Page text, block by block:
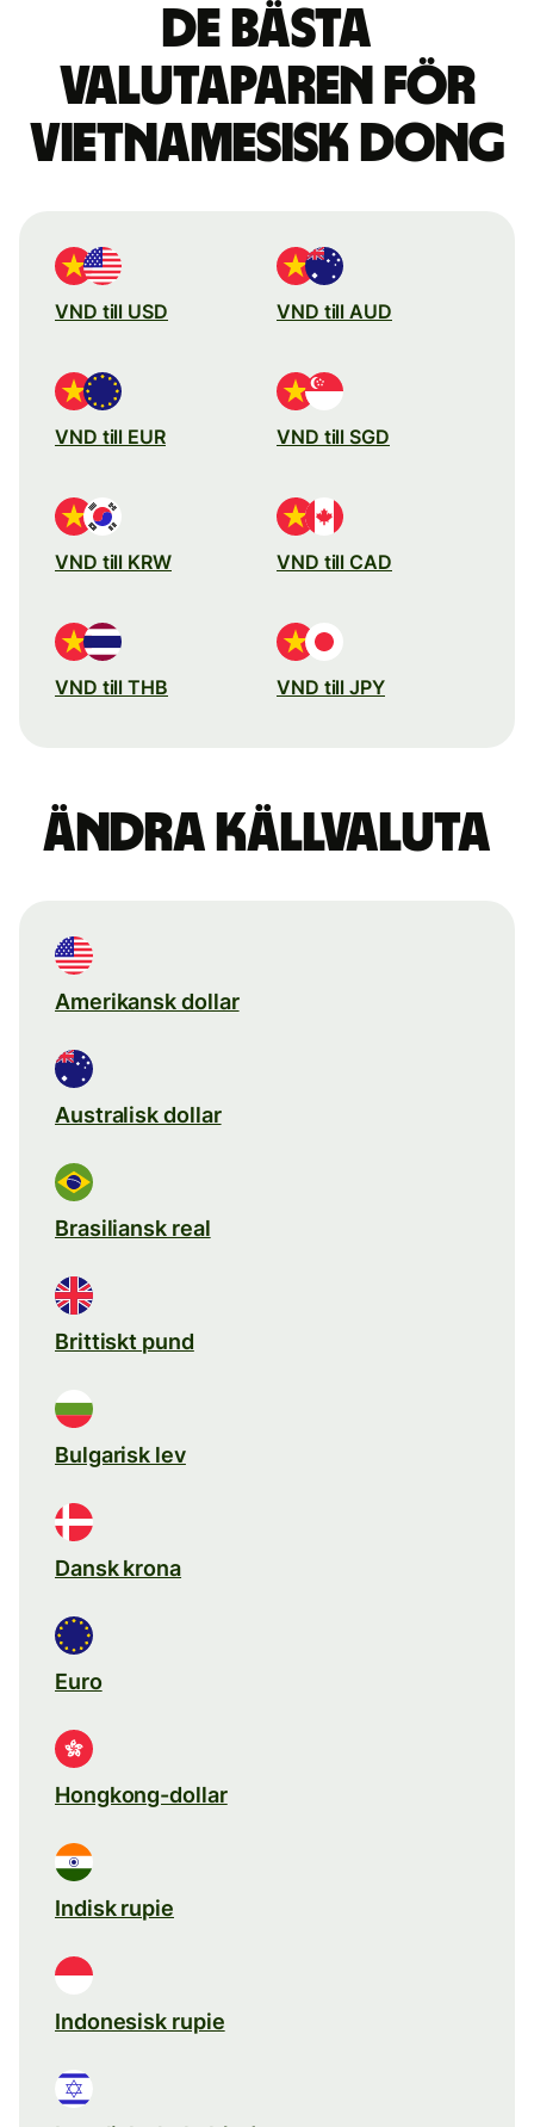
De bästa
valutaparen för
vietnamesisk dong
VND till USD VND till AUD
VND till EUR VND till SGD
VND till KRW VND till CAD
VND till THB VND till JPY
Ändra källvaluta
Amerikansk dollar
Australisk dollar
Brasiliansk real
Brittiskt pund
Bulgarisk lev
Dansk krona
Euro
Hongkong-dollar
Indisk rupie
Indonesisk rupie